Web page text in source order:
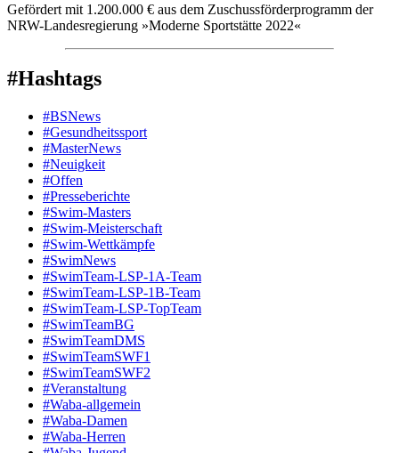
Gefördert mit 1.200.000 € aus dem Zuschussförderprogramm der
NRW-Landesregierung »Moderne Sportstätte 2022«
#Hashtags
#BSNews
#Gesundheitssport
#MasterNews
#Neuigkeit
#Offen
#Presse­berichte
#Swim-Masters
#Swim-Meister­schaft
#Swim-Wett­kämpfe
#SwimNews
#SwimTeam-LSP-1A-Team
#SwimTeam-LSP-1B-Team
#SwimTeam-LSP-TopTeam
#SwimTeamBG
#SwimTeamDMS
#SwimTeamSWF1
#SwimTeamSWF2
#Veranstaltung
#Waba-allgemein
#Waba-Damen
#Waba-Herren